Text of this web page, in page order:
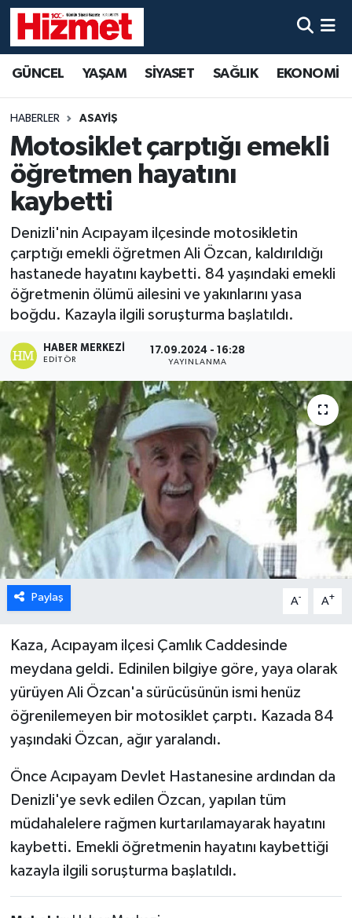
GÜNCEL YAŞAM SİYASET SAĞLIK EKONOMİ
HABERLER ASAYİŞ
Motosiklet çarptığı emekli
öğretmen hayatını
kaybetti
Denizli'nin Acıpayam ilçesinde motosikletin
çarptığı emekli öğretmen Ali Özcan, kaldırıldığı
hastanede hayatını kaybetti. 84 yaşındaki emekli
öğretmenin ölümü ailesini ve yakınlarını yasa
boğdu. Kazayla ilgili soruşturma başlatıldı.
HABER MERKEZI
EDITÖR
17.09.2024 - 16:28
YAYINLANMA
Paylaş A- A+
Kaza, Acıpayam ilçesi Çamlık Caddesinde
meydana geldi. Edinilen bilgiye göre, yaya olarak
yürüyen Ali Özcan'a sürücüsünün ismi henüz
öğrenilemeyen bir motosiklet çarptı. Kazada 84
yaşındaki Özcan, ağır yaralandı.
Önce Acıpayam Devlet Hastanesine ardından da
Denizli'ye sevk edilen Özcan, yapılan tüm
müdahalelere rağmen kurtarılamayarak hayatını
kaybetti. Emekli öğretmenin hayatını kaybettiği
kazayla ilgili soruşturma başlatıldı.
YAŞAM
SİYASET
SAĞLIK
EKONOMİ
KÜLTÜR SANAT
SPOR
ÖZEL HABER
DTO
RESMİ REKLAM
Denizli Hava Durumu
Denizli Trafik Yoğunluk Haritası
Süper Lig Puan Durumu ve Fikstür
Tüm Manşetler
Son Dakika Haberleri
Haber Arşivi